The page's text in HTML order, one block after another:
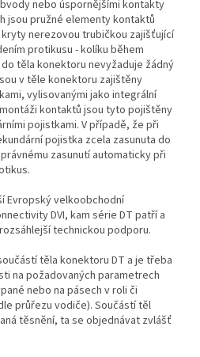
nebo úspornějšími kontakty
jsou pružné elementy kontaktů
nerezovou trubičkou zajišťující
protikusu - kolíku během
těla konektoru nevyžaduje žádný
v těle konektoru zajištěny
vylisovanými jako integrální
kontaktů jsou tyto pojištěny
pojistkami. V případě, že při
pojistka zcela zasunuta do
zasunutí automaticky při
Evropský velkoobchodní
DVI, kam série DT patří a
technickou podporu.
těla konektoru DT a je třeba
na požadovaných parametrech
nebo na pásech v roli či
průřezu vodiče). Součástí těl
těsnění, ta se objednávat zvlášť